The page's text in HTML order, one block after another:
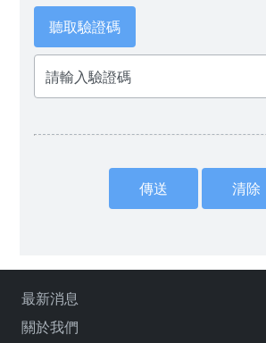
聽取驗證碼
最新消息
關於我們